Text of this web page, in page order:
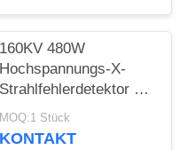
160KV 480W
Hochspannungs-X-
Strahlfehlerdetektor mit
22mm Durchdringung
MOQ:1 Stück
KONTAKT